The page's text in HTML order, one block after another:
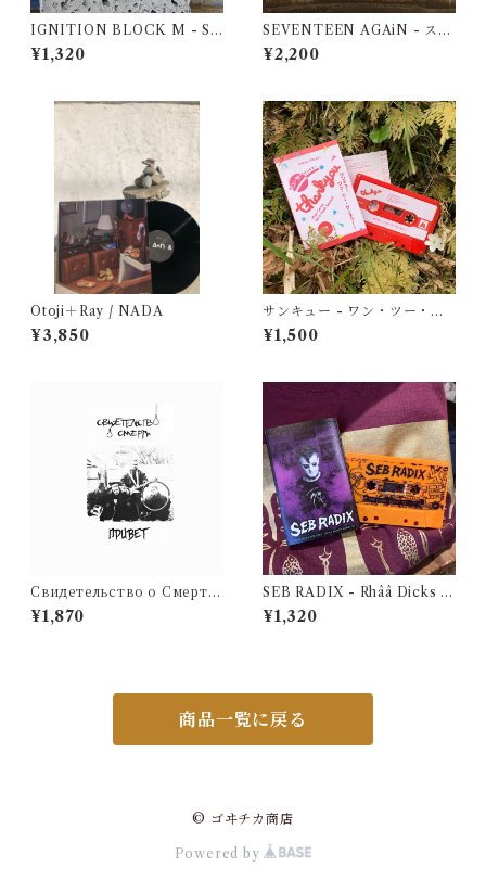
IGNITION BLOCK M - S/
T Demo
¥1,320
SEVENTEEN AGAiN - スズ
キフォーエバー
¥2,200
Otoji＋Ray / NADA
¥3,850
サンキュー - ワン・ツー・サ
ンキュー！
¥1,500
Свидетельство о Смерти
- Привет (CD)
¥1,870
SEB RADIX - Rhââ Dicks A
ge [2012 - 2019] / Henon D
ungeon
¥1,320
商品一覧に戻る
© ゴヰチカ商店
Powered by